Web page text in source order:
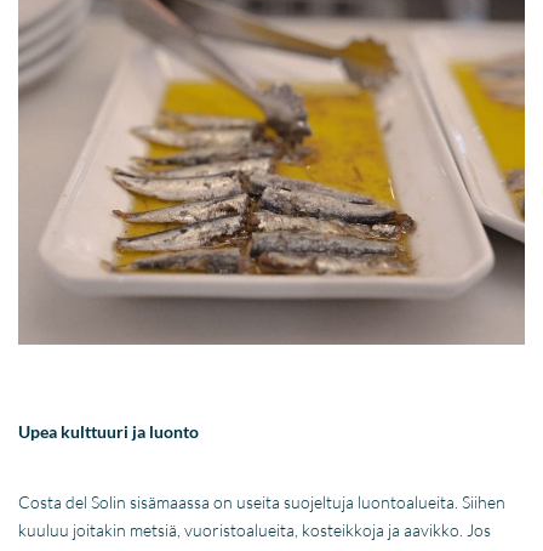
Upea kulttuuri ja luonto
Costa del Solin sisämaassa on useita suojeltuja luontoalueita. Siihen
kuuluu joitakin metsiä, vuoristoalueita, kosteikkoja ja aavikko. Jos